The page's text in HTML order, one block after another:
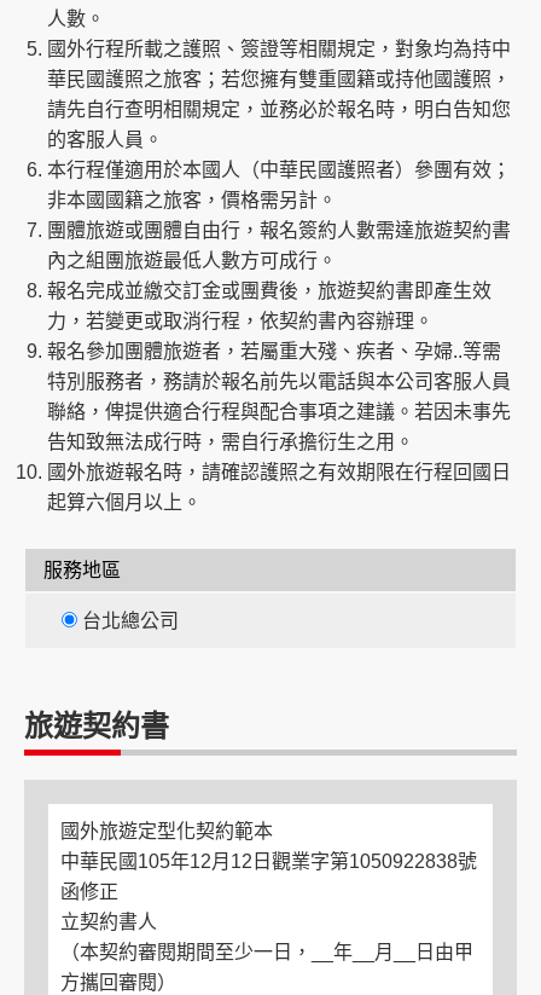
人數。
國外行程所載之護照、簽證等相關規定，對象均為持中
華民國護照之旅客；若您擁有雙重國籍或持他國護照，
請先自行查明相關規定，並務必於報名時，明白告知您
的客服人員。
本行程僅適用於本國人（中華民國護照者）參團有效；
非本國國籍之旅客，價格需另計。
團體旅遊或團體自由行，報名簽約人數需達旅遊契約書
內之組團旅遊最低人數方可成行。
報名完成並繳交訂金或團費後，旅遊契約書即產生效
力，若變更或取消行程，依契約書內容辦理。
報名參加團體旅遊者，若屬重大殘、疾者、孕婦..等需
特別服務者，務請於報名前先以電話與本公司客服人員
聯絡，俾提供適合行程與配合事項之建議。若因未事先
告知致無法成行時，需自行承擔衍生之用。
國外旅遊報名時，請確認護照之有效期限在行程回國日
起算六個月以上。
服務地區
台北總公司
旅遊契約書
國外旅遊定型化契約範本
中華民國105年12月12日觀業字第1050922838號
函修正
立契約書人
（本契約審閱期間至少一日，__年__月__日由甲
方攜回審閱）